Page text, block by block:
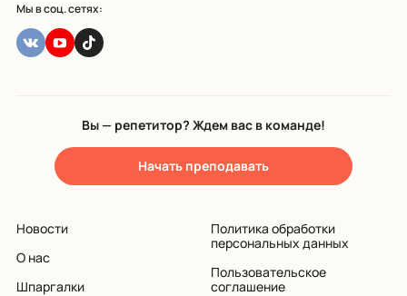
Мы в соц. сетях:
Вы — репетитор? Ждем вас в команде!
Начать преподавать
Новости
О нас
Шпаргалки
Политика обработки
персональных данных
Пользовательское
соглашение